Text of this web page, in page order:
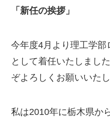
「新任の挨拶」
今年度4月より理工学
として着任いたしまし
ぞよろしくお願いいたし
私は2010年に栃木県か